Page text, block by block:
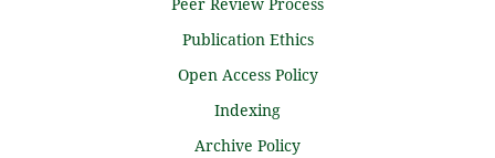
Publication Ethics
Open Access Policy
Indexing
Archive Policy